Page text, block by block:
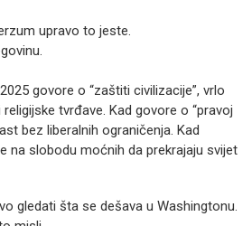
upravo to jeste.
govore o “zaštiti civilizacije”, vrlo
tvrđave. Kad govore o “pravoj
bez liberalnih ograničenja. Kad
na slobodu moćnih da prekrajaju svijet
gledati šta se dešava u Washingtonu.